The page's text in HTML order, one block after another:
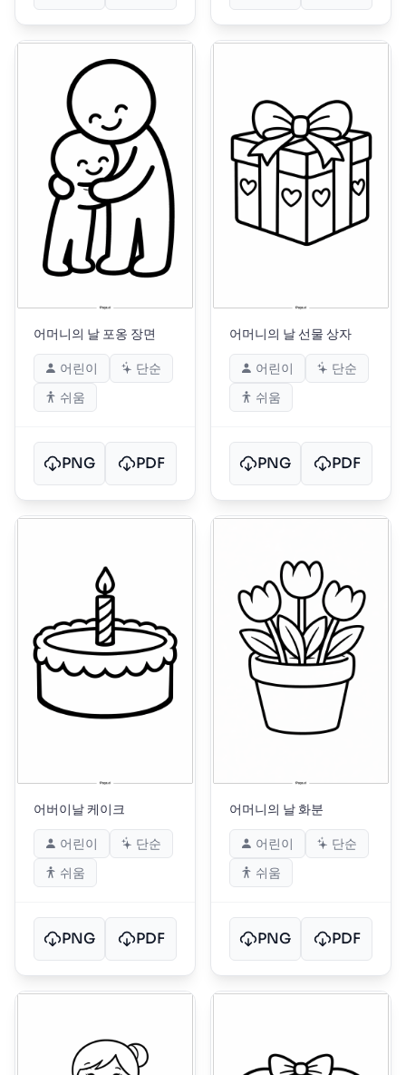
어머니의 날 포옹 장면
어린이
단순
쉬움
PNG PDF
어머니의 날 선물 상자
어린이
단순
쉬움
PNG PDF
어버이날 케이크
어린이
단순
쉬움
PNG PDF
어머니의 날 화분
어린이
단순
쉬움
PNG PDF